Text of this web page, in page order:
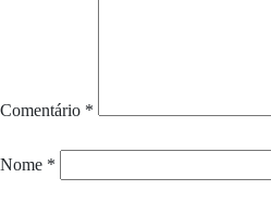
Comentário *
Nome *